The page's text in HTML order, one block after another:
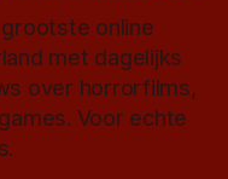
online
met dagelijks
over horrorfilms,
Voor echte